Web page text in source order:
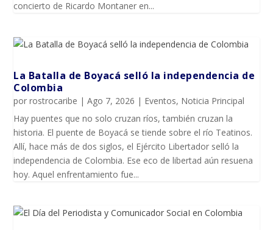
concierto de Ricardo Montaner en...
La Batalla de Boyacá selló la independencia de
Colombia
porrostrocaribe |Ago 7, 2026 | Eventos, Noticia Principal
Hay puentes que no solo cruzan ríos, también cruzan la
historia. El puente de Boyacá se tiende sobre el río Teatinos.
Allí, hace más de dos siglos, el Ejército Libertador selló la
independencia de Colombia. Ese eco de libertad aún resuena
hoy. Aquel enfrentamiento fue...